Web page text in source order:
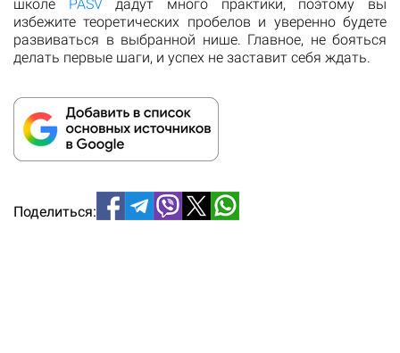
школе PASVдадут много практики, поэтому вы
избежите теоретических пробелов и уверенно будете
развиваться в выбранной нише. Главное, не бояться
делать первые шаги, и успех не заставит себя ждать.
Поделиться: